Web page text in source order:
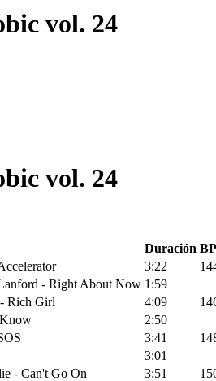
vol. 24
vol. 24
Duración
3:22
- Right About Now 1:59
Rich Girl
4:09
2:50
3:41
3:01
- Can't Go On
3:51